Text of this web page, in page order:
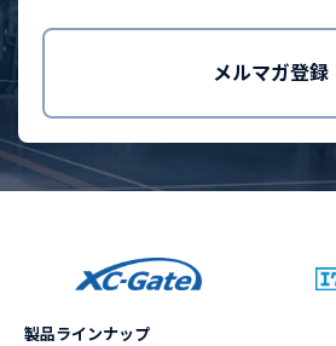
メルマガ登録
製品ラインナップ